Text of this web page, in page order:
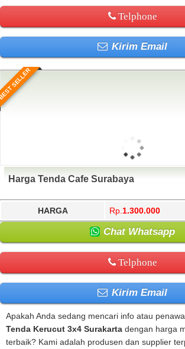
Telphone
Kirim Email
SELLER
Harga Tenda Cafe Surabaya
HARGA Rp. 1.300.000
Chat Whatsapp
Telphone
Kirim Email
Apakah Anda sedang mencari info atau
Tenda Kerucut 3x4 Surakarta dengan harga
terbaik? Kami adalah produsen dan supplier